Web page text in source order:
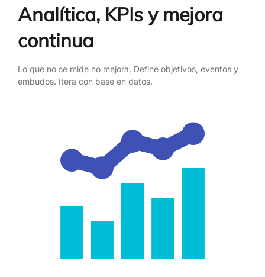
Analítica, KPIs y mejora
continua
Lo que no se mide no mejora. Define objetivos, eventos y
embudos. Itera con base en datos.